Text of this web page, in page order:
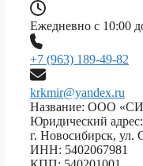
Ежедневно с 10:00
+7 (963) 189-49-82
krkmir@yandex.ru
Название: ООО
Юридический
г. Новосибирск, ул.
ИНН: 5402067981